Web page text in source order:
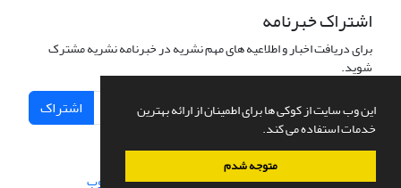
این وب سایت از کوکی ها برای اطمینان از ارائه بهترین
خدمات استفاده می کند.
متوجه شدم
اشتراک خبرنامه
برای دریافت اخبار و اطلاعیه های مهم نشریه در خبرنامه نشریه مشترک
شوید.
اشتراک
سامانه مدیریت نشریات علمی.طراحی و پیاده سازی از سیناوب